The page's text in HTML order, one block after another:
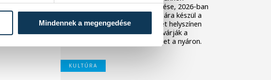
Mindennek a megengedése
Várszínház együttműködése, 2026-ban
pedig már a 100. előadására készül a
teátrum a településen: két helyszínen
összesen hét előadással várják a
színházszerető közönséget a nyáron.
KULTÚRA